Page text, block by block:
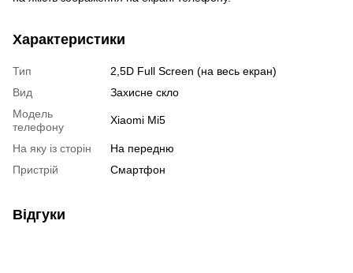
Характеристики
Тип
2,5D Full Screen (на весь екран)
Вид
Захисне скло
Модель
телефону
Xiaomi Mi5
На яку із сторін
На передню
Пристрiй
Смартфон
Відгуки